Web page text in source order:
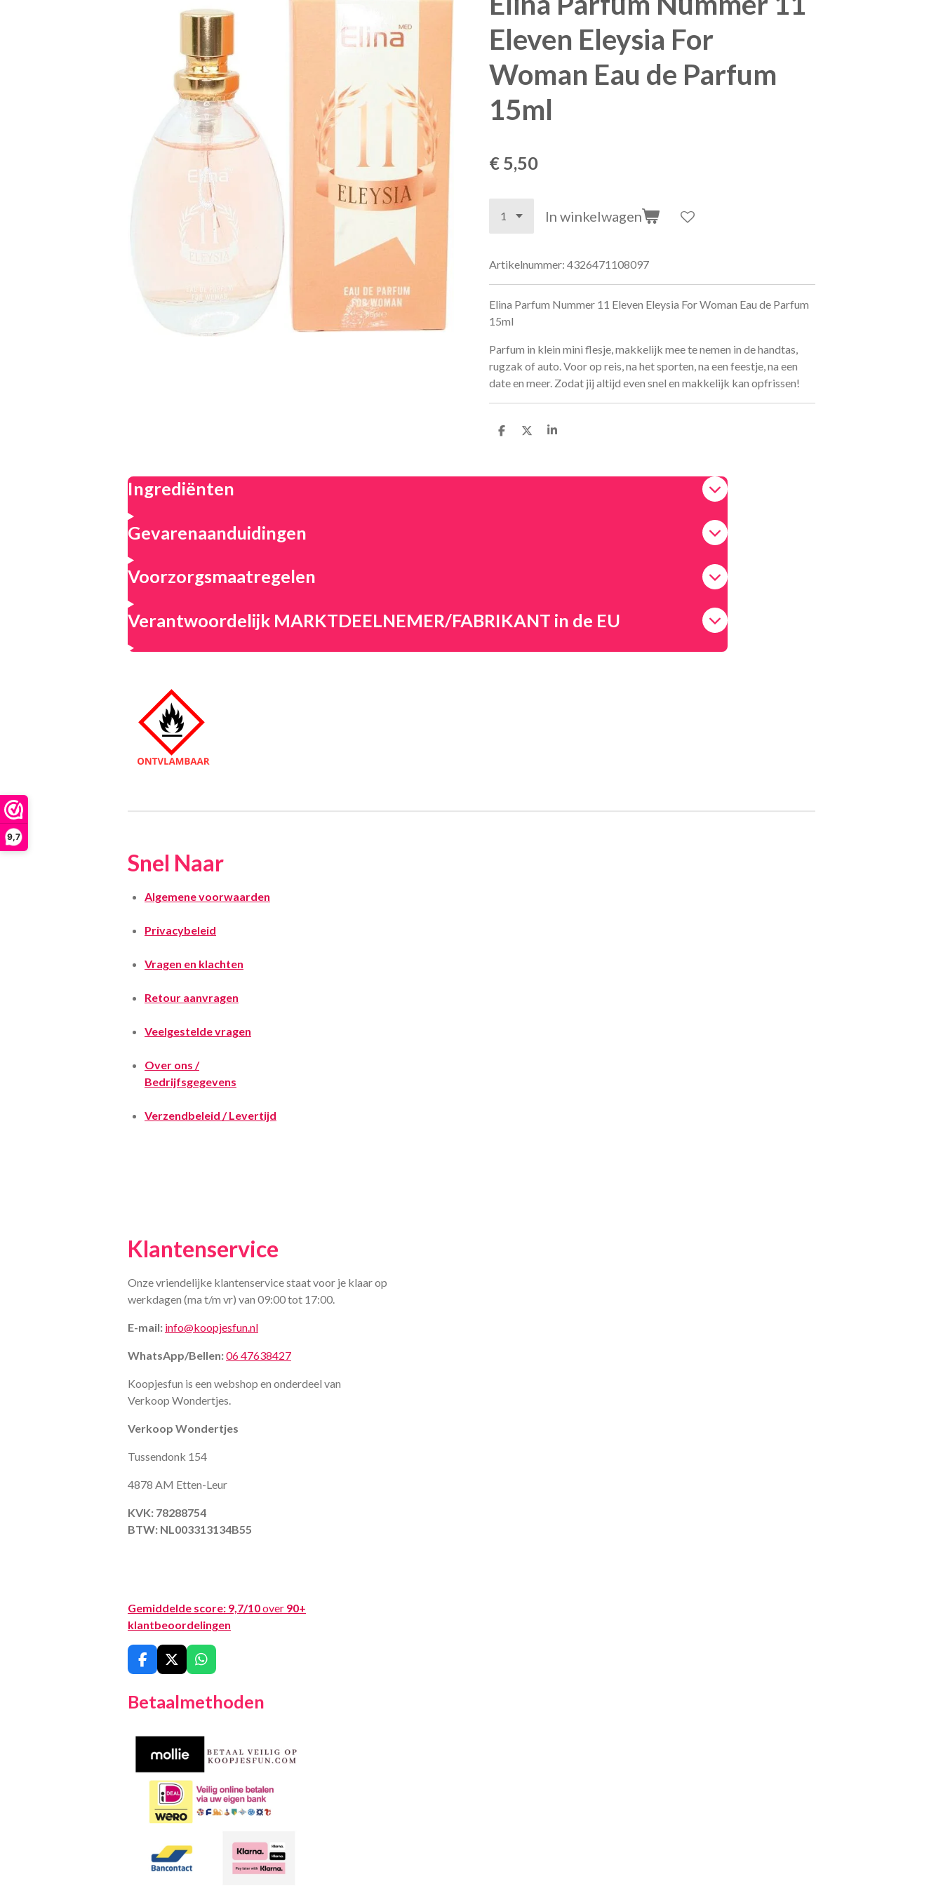
9,7
Eleven Eleysia For
Woman Eau de Parfum
15ml
€ 5,50
In winkelwagen
Artikelnummer: 4326471108097
Elina Parfum Nummer 11 Eleven Eleysia For Woman Eau de Parfum
15ml
Parfum in klein mini flesje, makkelijk mee te nemen in de handtas,
rugzak of auto. Voor op reis, na het sporten, na een feestje, na een
date en meer. Zodat jij altijd even snel en makkelijk kan opfrissen!
D
n
D
S
e
Ingrediënten
Gevarenaanduidingen
Voorzorgsmaatregelen
Verantwoordelijk MARKTDEELNEMER/FABRIKANT in de EU
Snel Naar
Algemene voorwaarden
Privacybeleid
Vragen en klachten
Retour aanvragen
Veelgestelde vragen
Over ons /
Bedrijfsgegevens
Verzendbeleid / Levertijd
Klantenservice
Onze vriendelijke klantenservice staat voor je klaar op
werkdagen (ma t/m vr) van 09:00 tot 17:00.
E-mail: info@koopjesfun.nl
WhatsApp/Bellen:06 47638427
Koopjesfun is een webshop en onderdeel van
Verkoop Wondertjes.
Verkoop Wondertjes
Tussendonk 154
4878 AM Etten-Leur
KVK: 78288754
BTW: NL003313134B55
Gemiddelde score: 9,7/10over 90+
klantbeoordelingen
F
a
e
X
W
h
t
Betaalmethoden